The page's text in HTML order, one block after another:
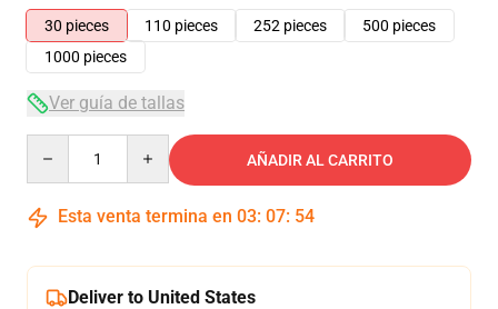
30 pieces
110 pieces 252 pieces
500 pieces
1000 pieces
Ver guía de tallas
AÑADIR AL CARRITO
Esta venta termina en 03: 07: 54
Deliver to United States